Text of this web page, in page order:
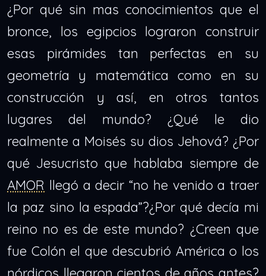
¿Por qué sin mas conocimientos que el
bronce, los egipcios lograron construir
esas pirámides tan perfectas en su
geometría y matemática como en su
construcción y así, en otros tantos
lugares del mundo? ¿Qué le dio
realmente a Moisés su dios Jehová? ¿Por
qué Jesucristo que hablaba siempre de
AMOR llegó a decir “no he venido a traer
la paz sino la espada”?¿Por qué decía mi
reino no es de este mundo? ¿Creen que
fue Colón el que descubrió América o los